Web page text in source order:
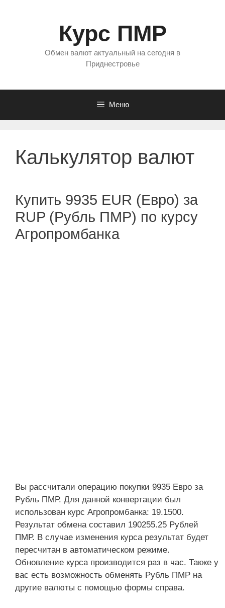
Курс ПМР
Обмен валют актуальный на сегодня в
Приднестровье
Меню
Калькулятор валют
Купить 9935 EUR (Евро) за
RUP (Рубль ПМР) по курсу
Агропромбанка
Вы рассчитали операцию покупки 9935 Евро за
Рубль ПМР. Для данной конвертации был
использован курс Агропромбанка: 19.1500.
Результат обмена составил 190255.25 Рублей
ПМР. В случае изменения курса результат будет
пересчитан в автоматическом режиме.
Обновление курса производится раз в час. Также у
вас есть возможность обменять Рубль ПМР на
другие валюты с помощью формы справа.